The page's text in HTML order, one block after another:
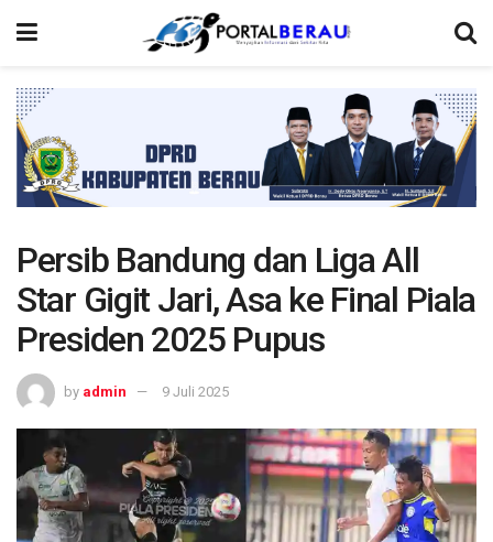
Persib Bandung dan Liga All
Star Gigit Jari, Asa ke Final Piala
Presiden 2025 Pupus‎
by admin 9 Juli 2025